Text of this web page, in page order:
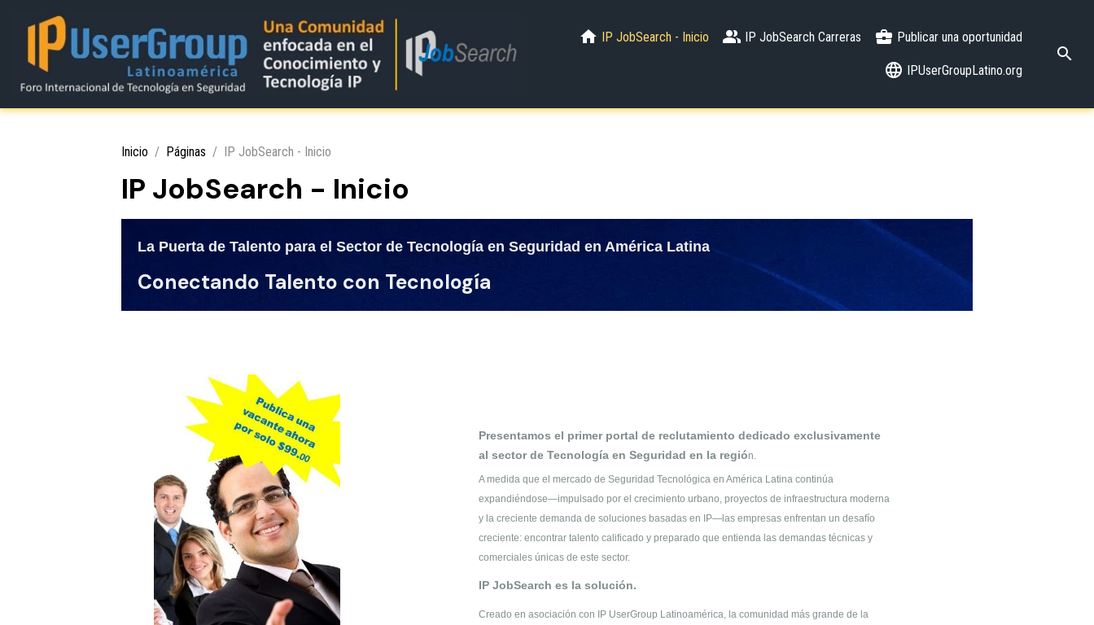
IP JobSearch - Inicio IP JobSearch Carreras Publicar una oportunidad
IPUserGroupLatino.org
Inicio Páginas IP JobSearch - Inicio
IP JobSearch - Inicio
La Puerta de Talento para el Sector de Tecnología en Seguridad en América Latina
Conectando Talento con Tecnología
Presentamos el primer portal de reclutamiento dedicado exclusivamente
al sector de Tecnología en Seguridad en la región.
A medida que el mercado de Seguridad Tecnológica en América Latina continúa
expandiéndose—impulsado por el crecimiento urbano, proyectos de infraestructura moderna
y la creciente demanda de soluciones basadas en IP—las empresas enfrentan un desafío
creciente: encontrar talento calificado y preparado que entienda las demandas técnicas y
comerciales únicas de este sector.
IP JobSearch es la solución.
Creado en asociación con IP UserGroup Latinoamérica, la comunidad más grande de la